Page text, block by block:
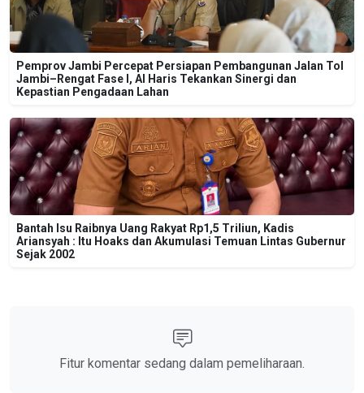
Pemprov Jambi Percepat Persiapan Pembangunan Jalan Tol
Jambi–Rengat Fase I, Al Haris Tekankan Sinergi dan
Kepastian Pengadaan Lahan
Bantah Isu Raibnya Uang Rakyat Rp1,5 Triliun, Kadis
Ariansyah : Itu Hoaks dan Akumulasi Temuan Lintas Gubernur
Sejak 2002
Fitur komentar sedang dalam pemeliharaan.